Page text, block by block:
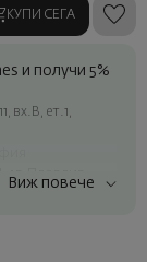
КУПИ СЕГА
и получи 5%
вх.В, ет.1,
45, Пловдив
София
Виж повече